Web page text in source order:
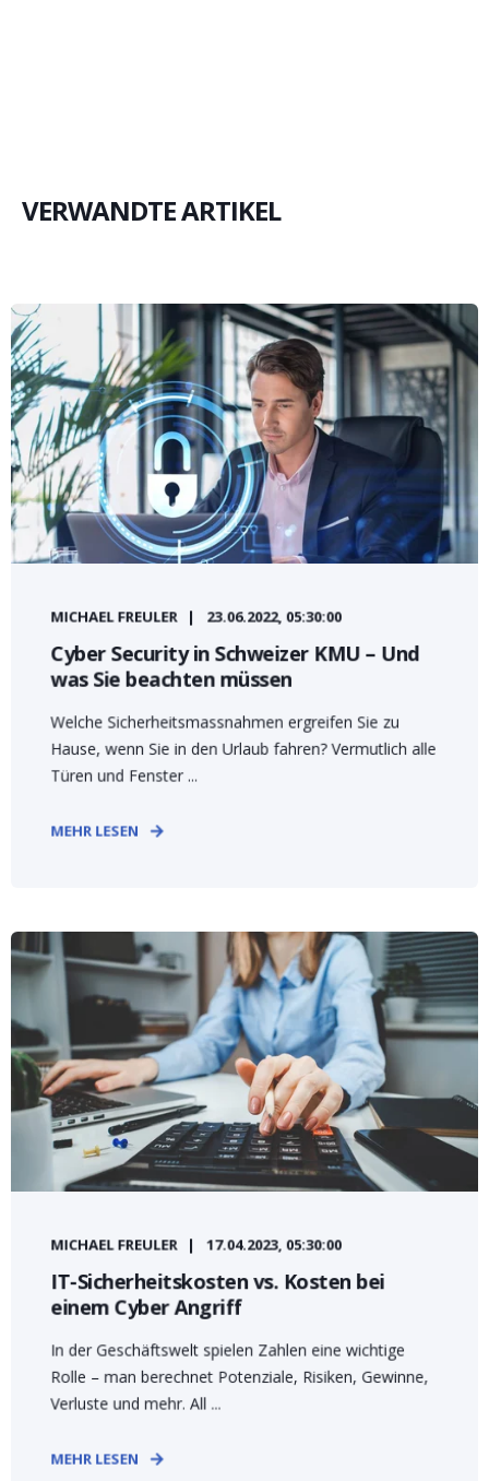
VERWANDTE ARTIKEL
MICHAEL FREULER 23.06.2022, 05:30:00
Cyber Security in Schweizer KMU – Und
was Sie beachten müssen
Welche Sicherheitsmassnahmen ergreifen Sie zu
Hause, wenn Sie in den Urlaub fahren? Vermutlich alle
Türen und Fenster ...
MEHR LESEN
MICHAEL FREULER 17.04.2023, 05:30:00
IT-Sicherheitskosten vs. Kosten bei
einem Cyber Angriff
In der Geschäftswelt spielen Zahlen eine wichtige
Rolle – man berechnet Potenziale, Risiken, Gewinne,
Verluste und mehr. All ...
MEHR LESEN